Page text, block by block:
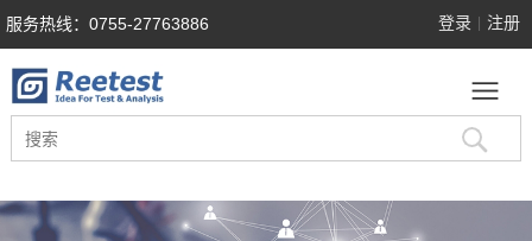
服务热线：0755-27763886 登录 注册